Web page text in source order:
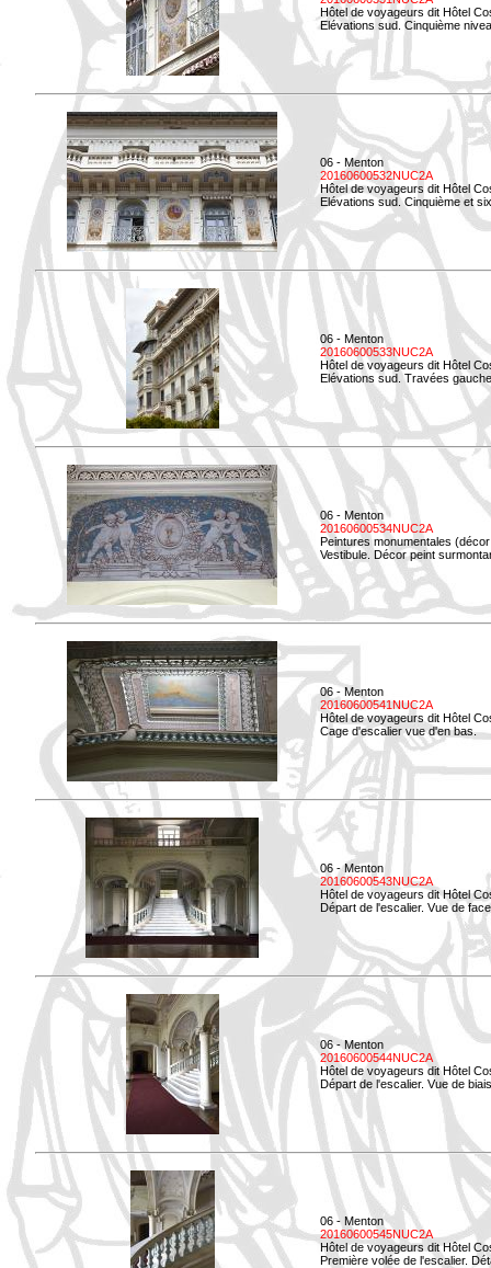
Hôtel de voyageurs dit Hôtel
Elévations sud. Cinquième
06 - Menton
20160600532NUC2A
Hôtel de voyageurs dit Hôtel
Elévations sud. Cinquième et
06 - Menton
20160600533NUC2A
Hôtel de voyageurs dit Hôtel
Elévations sud. Travées
06 - Menton
20160600534NUC2A
Peintures monumentales
Vestibule. Décor peint
06 - Menton
20160600541NUC2A
Hôtel de voyageurs dit Hôtel
Cage d'escalier vue d'en bas.
06 - Menton
20160600543NUC2A
Hôtel de voyageurs dit Hôtel
Départ de l'escalier. Vue de
06 - Menton
20160600544NUC2A
Hôtel de voyageurs dit Hôtel
Départ de l'escalier. Vue de
06 - Menton
20160600545NUC2A
Hôtel de voyageurs dit Hôtel
Première volée de l'escalier.